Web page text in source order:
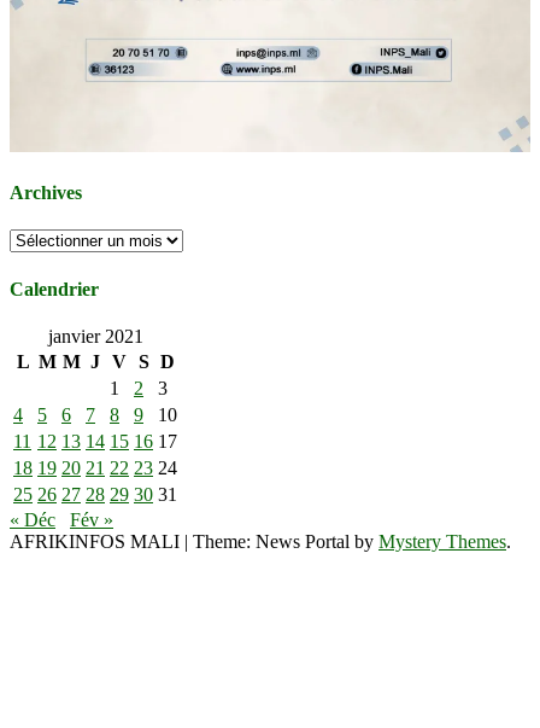
Archives
Archives
Calendrier
janvier 2021
L M M J V S D
1
2
3
4
5 6 7 8 9
10
11 12 13 14 15 16 17
18 19 20 21 22 23 24
25 26 27 28 29 30 31
« Déc
Fév »
AFRIKINFOS MALI | Theme: News Portal by Mystery Themes.